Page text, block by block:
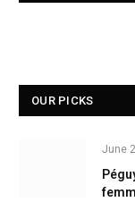
OUR PICKS
June